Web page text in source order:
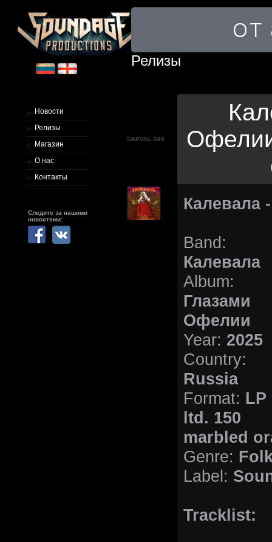
Новости
Релизы
Магазин
О нас
Контакты
Следите за нашими
новостями:
Релизы
SAPVNL 046
Калевала
Band:
Калевала
Album:
Глазами
Офелии
Year: 2025
Country:
Russia
Format: LP
ltd. 150
marbled
Genre:
Label:
Tracklist: